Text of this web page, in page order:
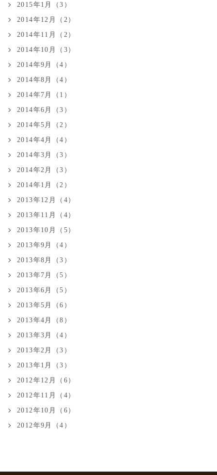
2015年1月（3）
2014年12月（2）
2014年11月（2）
2014年10月（3）
2014年9月（4）
2014年8月（4）
2014年7月（1）
2014年6月（3）
2014年5月（2）
2014年4月（4）
2014年3月（3）
2014年2月（3）
2014年1月（2）
2013年12月（4）
2013年11月（4）
2013年10月（5）
2013年9月（4）
2013年8月（3）
2013年7月（5）
2013年6月（5）
2013年5月（6）
2013年4月（8）
2013年3月（4）
2013年2月（3）
2013年1月（3）
2012年12月（6）
2012年11月（4）
2012年10月（6）
2012年9月（4）